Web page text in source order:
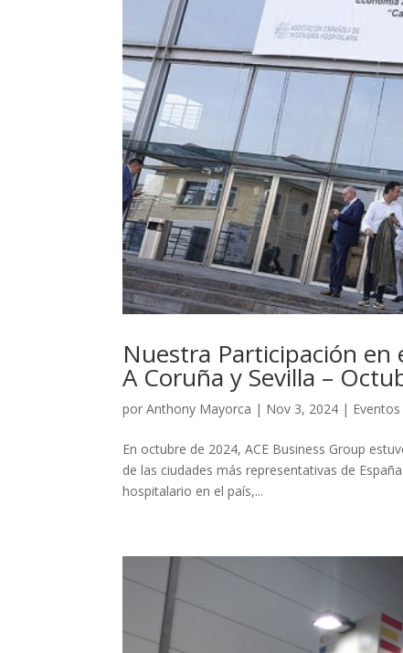
Nuestra Participación en
A Coruña y Sevilla –
porAnthony Mayorca | Nov 3, 2024 | Eventos
En octubre de 2024, ACE Business Group
de las ciudades más representativas de
hospitalario en el país,...